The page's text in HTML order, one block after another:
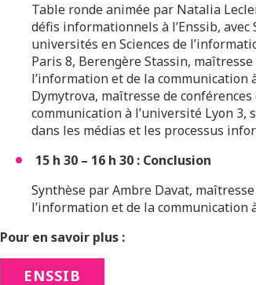
Table ronde animée par Natalia
défis informationnels à l’Enssib, avec
universités en Sciences de
Paris 8, Berengère Stassin,
l’information et de la communication
Dymytrova, maîtresse de
communication à l’université Lyon 3,
dans les médias et les processus
15 h 30 – 16 h 30 : Conclusion
Synthèse par Ambre Davat,
l’information et de la communication
Pour en savoir plus :
ENSSIB